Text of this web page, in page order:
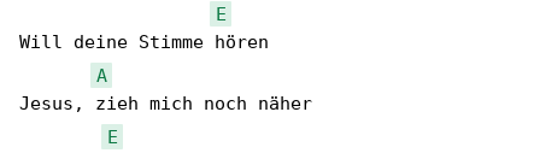
E
Will deine Stimme hören
A
Jesus, zieh mich noch näher
E